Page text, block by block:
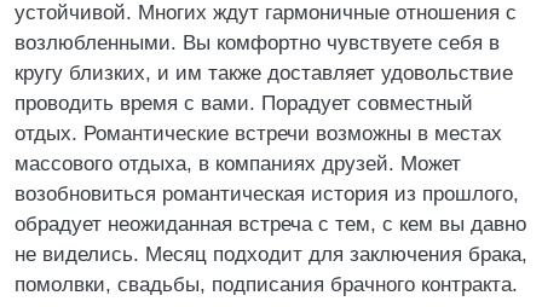
устойчивой. Многих ждут гармоничные отношения с
возлюбленными. Вы комфортно чувствуете себя в
кругу близких, и им также доставляет удовольствие
проводить время с вами. Порадует совместный
отдых. Романтические встречи возможны в местах
массового отдыха, в компаниях друзей. Может
возобновиться романтическая история из прошлого,
обрадует неожиданная встреча с тем, с кем вы давно
не виделись. Месяц подходит для заключения брака,
помолвки, свадьбы, подписания брачного контракта.